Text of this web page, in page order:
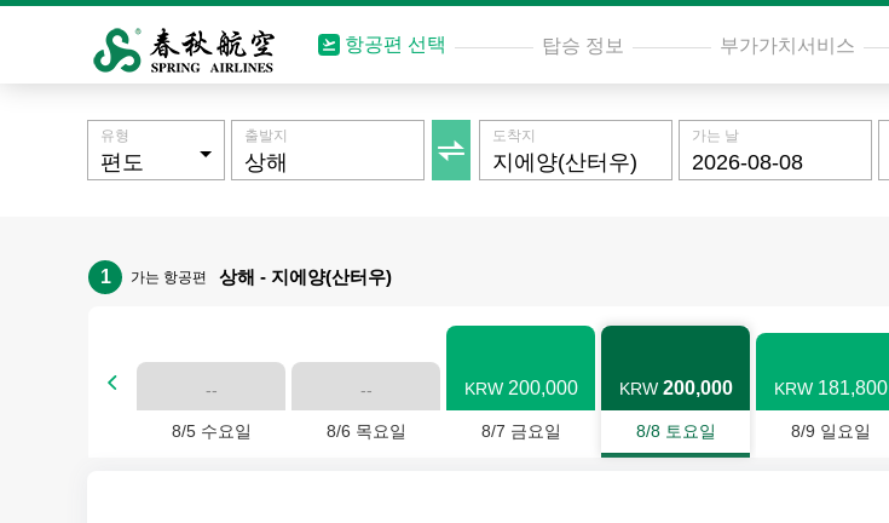
항공편 선택 탑승 정보 부가가치서비스

유형 출발지 도착지 가는 날
1 가는 항공편 상해 - 지에양(산터우)
 --
8/5 수요일
--
8/6 목요일
KRW 200,000
8/7 금요일
KRW 200,000
8/8 토요일
KRW 181,800
8/9 일요일